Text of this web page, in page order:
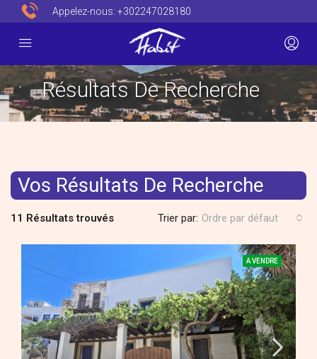
Appelez-nous: +302247028180
Résultats De Recherche
Vos Résultats De Recherche
11 Résultats trouvés Trier par: Ordre par défaut
A VENDRE